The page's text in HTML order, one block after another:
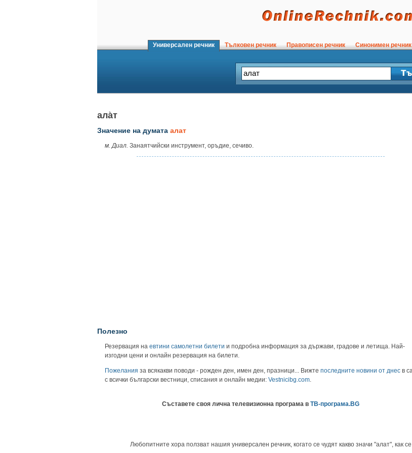
Универсален речник Тълковен речник Правописен речник Синонимен
ала̀т
Значение на думата алат
м. Диал. Занаятчийски инструмент, оръдие, сечиво.
Полезно
Резервация на евтини самолетни билети и подробна информация за държави, градове и летища. Най-
изгодни цени и онлайн резервация на билети.
Пожелания за всякакви поводи - рожден ден, имен ден, празници... Вижте последните новини от днес в
с всички български вестници, списания и онлайн медии: Vestnicibg.com
Съставете своя лична телевизионна програма в ТВ-програма.BG
Любопитните хора ползват нашия универсален речник, когато се чудят какво значи "алат", как